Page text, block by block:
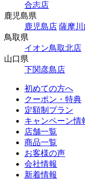
合志店
鹿児島県
鹿児島店 薩摩
鳥取県
イオン鳥取北店
山口県
下関彦島店
初めての方へ
クーポン・特典
定額制プラン
キャンペーン情
店舗一覧
商品一覧
お客様の声
会社情報
新着情報